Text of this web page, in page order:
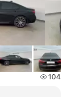
104